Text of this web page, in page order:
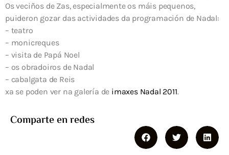
Os veciños de Zas, especialmente os máis pequenos,
puideron gozar das actividades da programación de Nadal:
– teatro
– monicreques
– visita de Papá Noel
– os obradoiros de Nadal
– cabalgata de Reis
xa se poden ver na galería de imaxes Nadal 2011.
Comparte en redes